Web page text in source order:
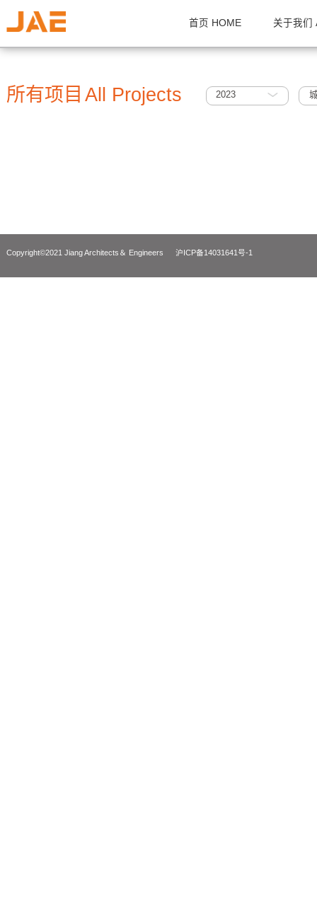
首页 HOME 关
所有项目 All Projects 2023
Copyright©2021 Jiang Architects＆ Engineers 沪ICP备14031641号-1